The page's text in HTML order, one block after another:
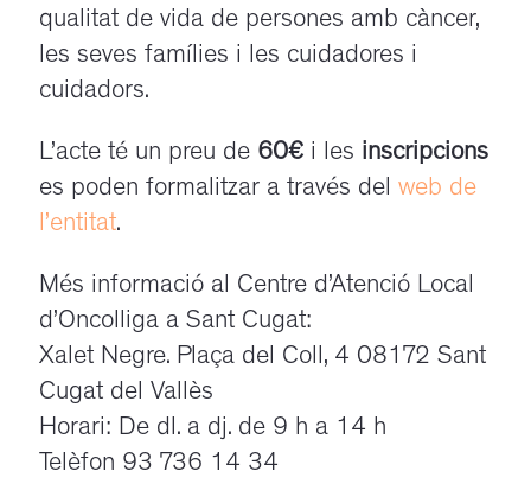
qualitat de vida de persones amb càncer,
les seves famílies i les cuidadores i
cuidadors.
L’acte té un preu de 60€ i les inscripcions
es poden formalitzar a través del web de
l’entitat.
Més informació al Centre d’Atenció Local
d’Oncolliga a Sant Cugat:
Xalet Negre. Plaça del Coll, 4 08172 Sant
Cugat del Vallès
Horari: De dl. a dj. de 9 h a 14 h
Telèfon 93 736 14 34